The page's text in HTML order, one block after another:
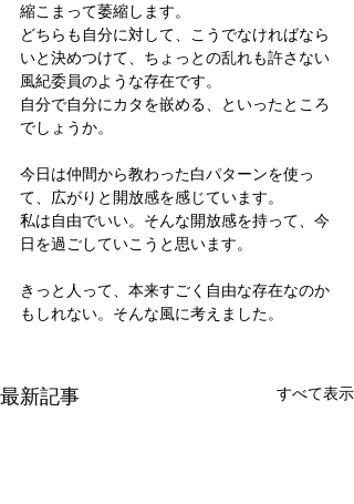
縮こまって萎縮します。
どちらも自分に対して、こうでなければなら
いと決めつけて、ちょっとの乱れも許さない
風紀委員のような存在です。
自分で自分にカタを嵌める、といったところ
でしょうか。
今日は仲間から教わった白パターンを使っ
て、広がりと開放感を感じています。
私は自由でいい。そんな開放感を持って、今
日を過ごしていこうと思います。
きっと人って、本来すごく自由な存在なのか
もしれない。そんな風に考えました。
最新記事 すべて表示